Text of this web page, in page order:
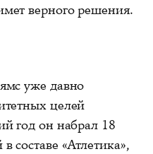
верного решения.
уже давно
целей
год он набрал 18
составе «Атлетика»,